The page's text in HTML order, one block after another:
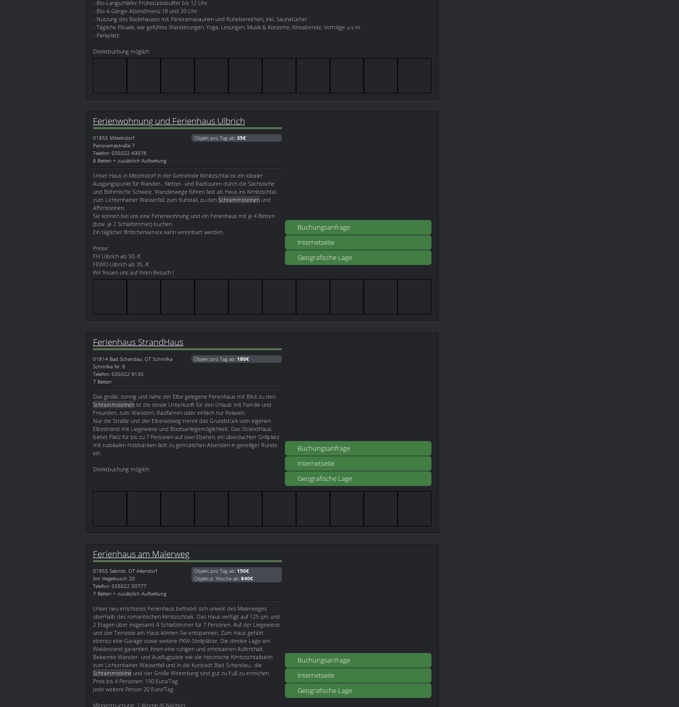
- Bio-Langschläfer-Frühstücksbuffet bis 12 Uhr
- Bio-4-Gänge-Abendmenü 18 und 20 Uhr
- Nutzung des Badehauses mit Panoramasaunen und Ruhebereichen, inkl. Saunatücher
- Tägliche Rituale, wie geführte Wanderungen, Yoga, Lesungen, Musik & Konzerte, Kinoabende, Vorträge u.v.m.
- Parkplatz
Direktbuchung möglich
Buchungsanfrage
Internetseite
Geografische Lage
Ferienwohnung und Ferienhaus Ulbrich
01855 Mittelndorf
Panoramastraße 7
Telefon: 035022 43076
8 Betten + zusätzlich Aufbettung
Objekt pro Tag ab: 35€
Unser Haus in Mittelndorf in der Gemeinde Kirnitzschtal ist ein idealer
Ausgangspunkt für Wander-, Kletter- und Radtouren durch die Sächsische
und Böhmische Schweiz. Wanderwege führen fast ab Haus ins Kirnitzschtal,
zum Lichtenhainer Wasserfall, zum Kuhstall, zu den Schrammsteinen und
Affensteinen.
Sie können bei uns eine Ferienwohnung und ein Ferienhaus mit je 4 Betten
(bzw. je 2 Schlafzimmer) buchen.
Ein täglicher Brötchenservice kann vereinbart werden.
Preise:
FH Ulbrich ab 50,-€
FEWO Ulbrich ab 35.-€
Wir freuen uns auf Ihren Besuch !
Buchungsanfrage
Internetseite
Geografische Lage
Ferienhaus StrandHaus
01814 Bad Schandau, OT Schmilka
Schmilka Nr. 6
Telefon: 035022 9130
7 Betten
Objekt pro Tag ab: 180€
Das große, sonnig und nahe der Elbe gelegene Ferienhaus mit Blick zu den
Schrammsteinen ist die ideale Unterkunft für den Urlaub mit Familie und
Freunden, zum Wandern, Radfahren oder einfach nur Relaxen.
Nur die Straße und der Elberadweg trennt das Grundstück vom eigenen
Elbestrand mit Liegewiese und Bootsanlegemöglichkeit. Das StrandHaus
bietet Platz für bis zu 7 Personen auf zwei Ebenen, ein überdachter Grillplatz
mit rustikalen Holzbänken lädt zu gemütlichen Abenden in geselliger Runde
ein.
Direktbuchung möglich
Buchungsanfrage
Internetseite
Geografische Lage
Ferienhaus am Malerweg
01855 Sebnitz, OT Altendorf
Am Hegebusch 20
Telefon: 035022 50777
7 Betten + zusätzlich Aufbettung
Objekt pro Tag ab: 150€
Objekt p. Woche ab: 840€
Unser neu errichtetes Ferienhaus befindet sich unweit des Malerweges
oberhalb des romantischen Kirnitzschtals. Das Haus verfügt auf 125 qm und
2 Etagen über insgesamt 4 Schlafzimmer für 7 Personen. Auf der Liegewiese
und der Terrasse am Haus können Sie entspannen. Zum Haus gehört
ebenso eine Garage sowie weitere PKW-Stellplätze. Die direkte Lage am
Waldesrand garantiert ihnen eine ruhigen und erholsamen Aufenthalt.
Bekannte Wander- und Ausflugsziele wie die historische Kirnitzschtalbahn
zum Lichtenhainer Wasserfall und in die Kurstadt Bad Schandau , die
Schrammsteine und der Große Winterberg sind gut zu Fuß zu erreichen.
Preis bis 4 Personen: 150 Euro/Tag
Jede weitere Person 20 Euro/Tag
Mindestbuchung: 1 Woche (6 Nächte)